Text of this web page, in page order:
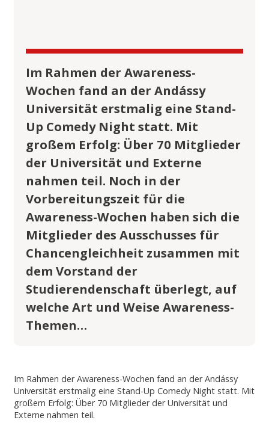
Im Rahmen der Awareness-
Wochen fand an der Andássy
Universität erstmalig eine Stand-
Up Comedy Night statt. Mit
großem Erfolg: Über 70 Mitglieder
der Universität und Externe
nahmen teil. Noch in der
Vorbereitungszeit für die
Awareness-Wochen haben sich die
Mitglieder des Ausschusses für
Chancengleichheit zusammen mit
dem Vorstand der
Studierendenschaft überlegt, auf
welche Art und Weise Awareness-
Themen…
Im Rahmen der Awareness-Wochen fand an der Andássy
Universität erstmalig eine Stand-Up Comedy Night statt. Mit
großem Erfolg: Über 70 Mitglieder der Universität und
Externe nahmen teil.